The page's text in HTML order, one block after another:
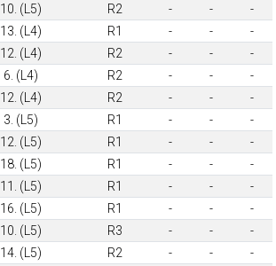
10. (L5) R2 - -
-
13. (L4) R1 - -
-
12. (L4) R2 - -
-
6. (L4) R2 - -
-
12. (L4) R2 - -
-
3. (L5) R1 - -
-
12. (L5) R1 - -
-
18. (L5) R1 - -
-
11. (L5) R1 - -
-
16. (L5) R1 - -
-
10. (L5) R3 - -
-
14. (L5) R2 - -
-